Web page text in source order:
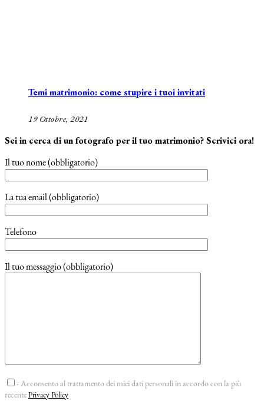
Temi matrimonio: come stupire i tuoi invitati
19 Ottobre, 2021
Sei in cerca di un fotografo per il tuo matrimonio? Scrivici ora!
Il tuo nome (obbligatorio)
La tua email (obbligatorio)
Telefono
Il tuo messaggio (obbligatorio)
- Acconsento al trattamento dei miei dati personali in accordo con la più
recentePrivacy Policy